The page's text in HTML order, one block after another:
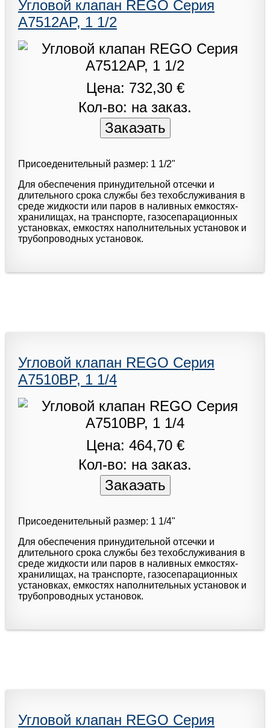
Угловой клапан REGO Серия
A7512AP, 1 1/2
Цена: 732,30 €
Кол-во: на заказ.
Присоеденительный размер: 1 1/2"
Для обеспечения принудительной отсечки и
длительного срока службы без техобслуживания в
среде жидкости или паров в наливных емкостях-
хранилищах, на транспорте, газосепарационных
установках, емкостях наполнительных установок и
трубопроводных установок.
Угловой клапан REGO Серия
A7510BP, 1 1/4
Цена: 464,70 €
Кол-во: на заказ.
Присоеденительный размер: 1 1/4"
Для обеспечения принудительной отсечки и
длительного срока службы без техобслуживания в
среде жидкости или паров в наливных емкостях-
хранилищах, на транспорте, газосепарационных
установках, емкостях наполнительных установок и
трубопроводных установок.
Угловой клапан REGO Серия